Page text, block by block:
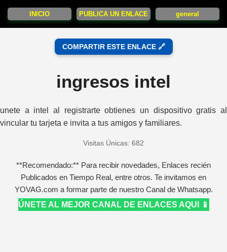
INICIO PUBLICA UN ENLACE general
COMPARTIR ESTE ENLACE 🔗
ingresos intel
unete a intel al registrarte obtienes un dispositivo gratis al
vincular tu tarjeta e invita a tus amigos y familiares.
Visitas Únicas: 682
**Recomendado:** Para recibir novedades, Enlaces recién
Publicados en Tiempo Real, entre otros. Te invitamos en
YOVAG.com a formar parte de nuestro Canal de Whatsapp.
ÚNETE AL MEJOR CANAL DE ENLACES AQUI 📱